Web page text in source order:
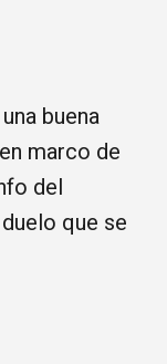
buena
marco de
del
que se